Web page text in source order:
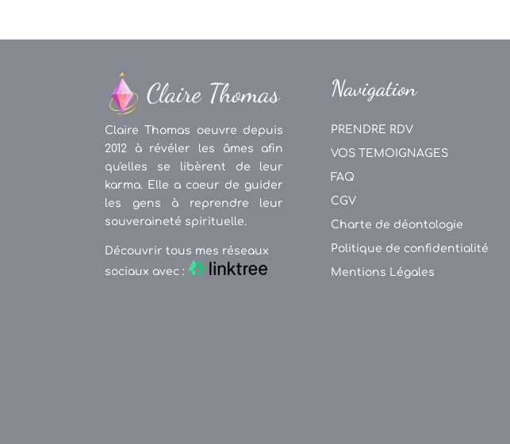
Claire Thomas oeuvre depuis
2012 à révéler les âmes afin
qu'elles se libèrent de leur
karma. Elle a coeur de guider
les gens à reprendre leur
souveraineté spirituelle.
Découvrir tous mes réseaux
sociaux avec :
Navigation
PRENDRE RDV
VOS TEMOIGNAGES
FAQ
CGV
Charte de déontologie
Politique de confidentialité
Mentions Légales